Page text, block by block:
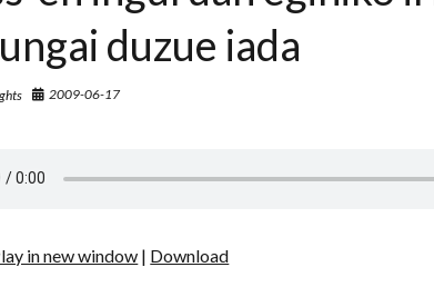
duzue iada
2009-06-17
in new window | Download